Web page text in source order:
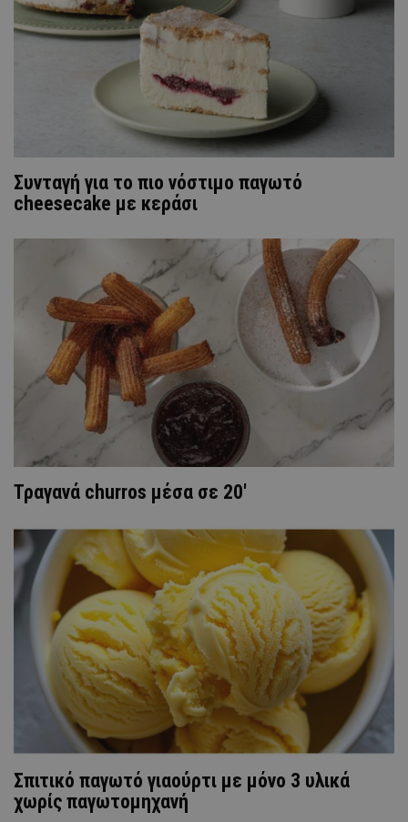
Συνταγή για το πιο νόστιμο παγωτό
cheesecake με κεράσι
Τραγανά churros μέσα σε 20′
Σπιτικό παγωτό γιαούρτι με μόνο 3 υλικά
χωρίς παγωτομηχανή